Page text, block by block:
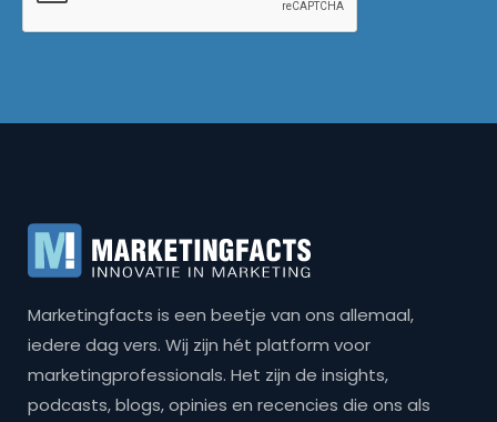
Marketingfacts is een beetje van ons allemaal,
iedere dag vers. Wij zijn hét platform voor
marketingprofessionals. Het zijn de insights,
podcasts, blogs, opinies en recencies die ons als